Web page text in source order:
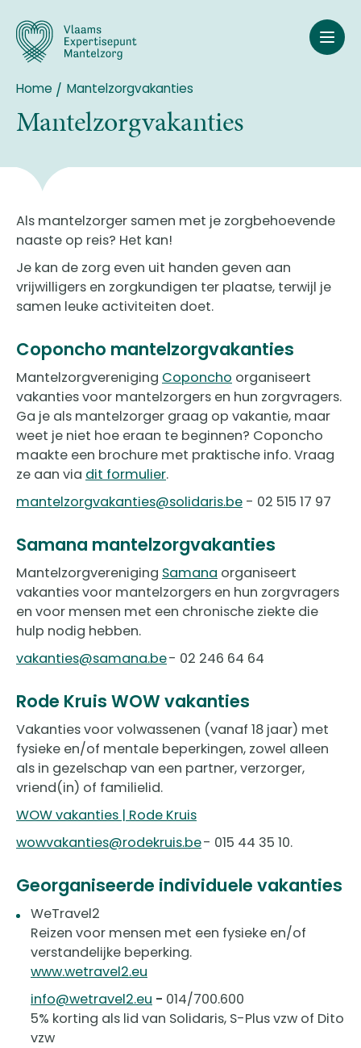
naar
inhoud
Breadcrumb
Home Mantelzorgvakanties
Mantelzorgvakanties
Als mantelzorger samen met je zorgbehoevende
naaste op reis? Het kan!
Je kan de zorg even uit handen geven aan
vrijwilligers en zorgkundigen ter plaatse, terwijl je
samen leuke activiteiten doet.
Coponcho mantelzorgvakanties
Mantelzorgvereniging Coponcho organiseert
vakanties voor mantelzorgers en hun zorgvragers.
Ga je als mantelzorger graag op vakantie, maar
weet je niet hoe eraan te beginnen? Coponcho
maakte een brochure met praktische info. Vraag
ze aan via dit formulier.
mantelzorgvakanties@solidaris.be - 02 515 17 97
Samana mantelzorgvakanties
Mantelzorgvereniging Samana organiseert
vakanties voor mantelzorgers en hun zorgvragers
en voor mensen met een chronische ziekte die
hulp nodig hebben.
vakanties@samana.be- 02 246 64 64
Rode Kruis WOW vakanties
Vakanties voor volwassenen (vanaf 18 jaar) met
fysieke en/of mentale beperkingen, zowel alleen
als in gezelschap van een partner, verzorger,
vriend(in) of familielid.
WOW vakanties | Rode Kruis
wowvakanties@rodekruis.be- 015 44 35 10.
Georganiseerde individuele vakanties
WeTravel2
Reizen voor mensen met een fysieke en/of
verstandelijke beperking.
www.wetravel2.eu
info@wetravel2.eu - 014/700.600
5% korting als lid van Solidaris, S-Plus vzw of Dito
vzw